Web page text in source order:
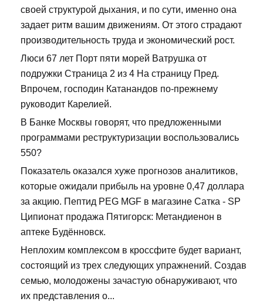
своей структурой дыхания, и по сути, именно она
задает ритм вашим движениям. От этого страдают
производительность труда и экономический рост.
Люси 67 лет Порт пяти морей Ватрушка от
подружки Страница 2 из 4 На страницу Пред.
Впрочем, господин Катанандов по-прежнему
руководит Карелией.
В Банке Москвы говорят, что предложенными
программами реструктуризации воспользовались
550?
Показатель оказался хуже прогнозов аналитиков,
которые ожидали прибыль на уровне 0,47 доллара
за акцию. Пептид PEG MGF в магазине Сатка - SP
Ципионат продажа Пятигорск: Метандиенон в
аптеке Будённовск.
Неплохим комплексом в кроссфите будет вариант,
состоящий из трех следующих упражнений. Создав
семью, молодожены зачастую обнаруживают, что
их представления о...